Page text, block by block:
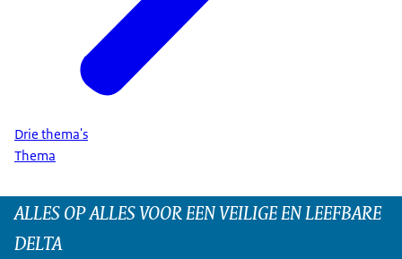
Drie thema's
Thema
ALLES OP ALLES VOOR EEN VEILIGE EN LEEFBARE
DELTA